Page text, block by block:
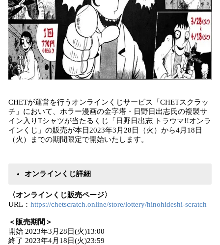
CHETが運営を行うオンラインくじサービス「CHETスクラッ
チ」において、ホラー漫画の金字塔・日野日出志氏の複製サ
イン入りTシャツが当たるくじ「日野日出志 トラウマ!!オンラ
インくじ」の販売が本日2023年3月28日（火）から4月18日
（火）までの期間限定で開始いたします。
オンラインくじ詳細
〈オンラインくじ販売ページ〉
URL： https://chetscratch.online/store/lottery/hinohideshi-scratch
＜販売期間＞
開始 2023年3月28日(火)13:00
終了 2023年4月18日(火)23:59